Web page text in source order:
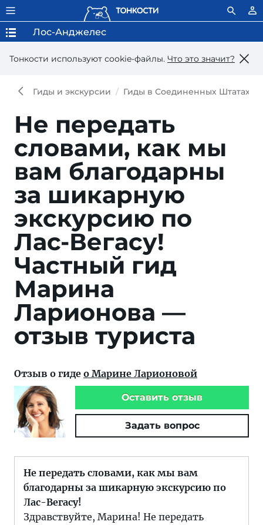
Тонкости используют сookie-файлы. Что это значит?
Лос-Анджелес
Гиды и экскурсии Гиды в Соединенных Штатах
Не передать
словами, как мы
вам благодарны
за шикарную
экскурсию по
Лас-Вегасу!
Частный гид
Марина
Ларионова —
отзыв туриста
Отзыв о гиде о Марине Ларионовой
Оставить отзыв
Задать вопрос
Не передать словами, как мы вам
благодарны за шикарную экскурсию по
Лас-Вегасу!
Здравствуйте, Марина! Не передать